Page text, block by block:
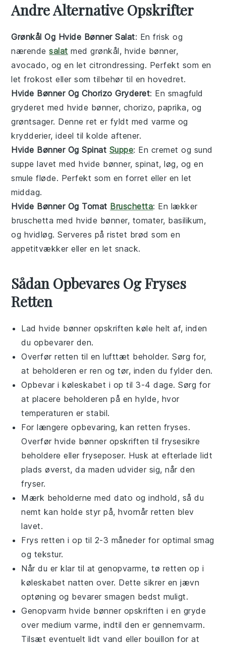
Andre Alternative Opskrifter
Grønkål Og Hvide Bønner Salat: En frisk og
nærendesalat medgrønkål, hvide bønner,
avocado, og en let citrondressing. Perfekt som en
let frokost eller som tilbehør til en hovedret.
Hvide Bønner Og Chorizo Gryderet: En smagfuld
gryderet med hvide bønner, chorizo,paprika, og
grøntsager. Denne ret er fyldt med varme og
krydderier, ideel til kolde aftener.
Hvide Bønner Og Spinat Suppe: En cremet og sund
suppe lavet medhvide bønner,spinat,løg, og en
smulefløde. Perfekt som en forret eller en let
middag.
Hvide Bønner Og Tomat Bruschetta: En lækker
bruschetta med hvide bønner, tomater, basilikum,
og hvidløg. Serveres på ristet brød som en
appetitvækker eller en let snack.
Sådan Opbevares Og Fryses
Retten
Ladhvide bønner opskriften køle helt af, inden
du opbevarer den.
Overfør retten til en lufttæt beholder. Sørg for,
at beholderen er ren og tør, inden du fylder den.
Opbevar i køleskabet i op til 3-4 dage. Sørg for
at placere beholderen på en hylde, hvor
temperaturen er stabil.
For længere opbevaring, kan retten fryses.
Overførhvide bønner opskriften til frysesikre
beholdere eller fryseposer. Husk at efterlade lidt
plads øverst, da maden udvider sig, når den
fryser.
Mærk beholderne med dato og indhold, så du
nemt kan holde styr på, hvornår retten blev
lavet.
Frys retten i op til 2-3 måneder for optimal smag
og tekstur.
Når du er klar til at genopvarme, tø retten op i
køleskabet natten over. Dette sikrer en jævn
optøning og bevarer smagen bedst muligt.
Genopvarmhvide bønner opskriften i en gryde
over medium varme, indtil den er gennemvarm.
Tilsæt eventuelt lidtvand eller bouillon for at